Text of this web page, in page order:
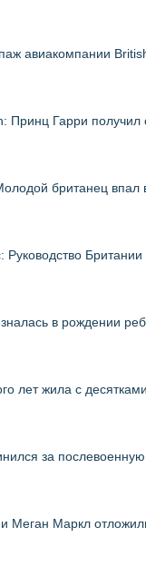
авиакомпании
Принц Гарри получил
британец впал
Руководство
в рождении
лет жила с
за
Меган Маркл